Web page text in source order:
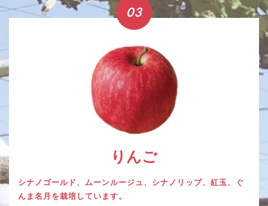
03
りんご
シナノゴールド、ムーンルージュ、シナノリップ、紅玉、ぐ
んま名月を栽培しています。